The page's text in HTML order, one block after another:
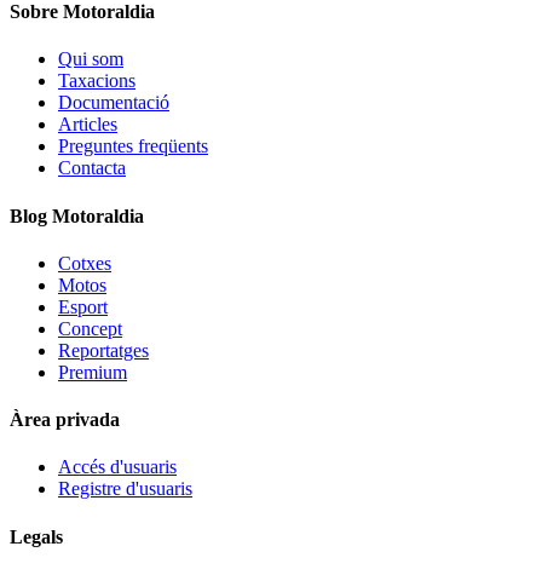
Sobre Motoraldia
Qui som
Taxacions
Documentació
Articles
Preguntes freqüents
Contacta
Blog Motoraldia
Cotxes
Motos
Esport
Concept
Reportatges
Premium
Àrea privada
Accés d'usuaris
Registre d'usuaris
Legals